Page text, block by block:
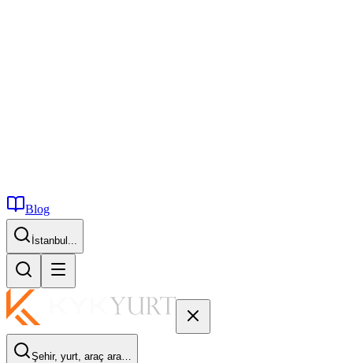
Blog
İstanbul...
Şehir, yurt, araç ara…